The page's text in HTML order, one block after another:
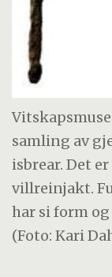
samling av
isbrear. Det
villreinjakt.
har si form
(Foto: Kari